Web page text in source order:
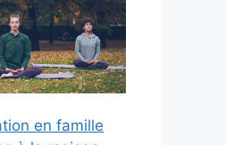
en famille